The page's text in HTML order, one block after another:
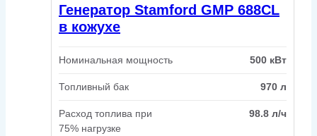
Генератор Stamford GMP 688CL
в кожухе
Номинальная мощность 500 кВт
Топливный бак 970 л
Расход топлива при
75% нагрузке
98.8 л/ч